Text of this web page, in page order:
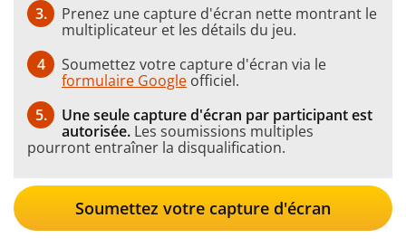
3.
Prenez une capture d'écran nette montrant le
multiplicateur et les détails du jeu.
4
Soumettez votre capture d'écran via le
formulaire Google officiel.
5.
Une seule capture d'écran par participant est
autorisée. Les soumissions multiples
pourront entraîner la disqualification.
Soumettez votre capture d'écran